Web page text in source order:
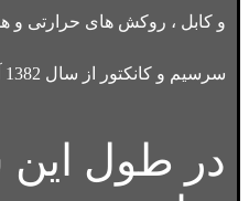
و کابل ، روکش های حرارتی و
سرسیم و کانکتور از سال 1382 آغاز نمود.
در طول این